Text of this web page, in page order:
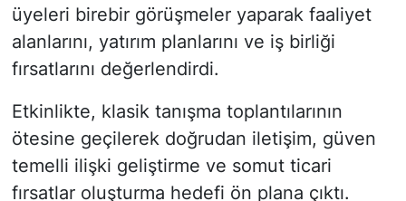
üyeleri birebir görüşmeler yaparak faaliyet
alanlarını, yatırım planlarını ve iş birliği
fırsatlarını değerlendirdi.
Etkinlikte, klasik tanışma toplantılarının
ötesine geçilerek doğrudan iletişim, güven
temelli ilişki geliştirme ve somut ticari
fırsatlar oluşturma hedefi ön plana çıktı.